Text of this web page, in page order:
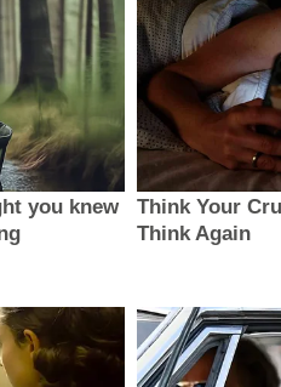
you knew
Think Your
Think Again